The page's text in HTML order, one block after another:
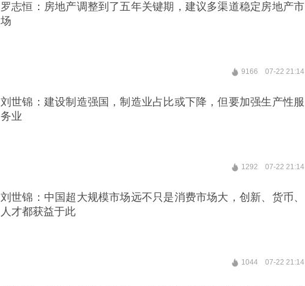
罗志恒：房地产调整到了五年关键期，建议多渠道稳定房地产市
场
9166 07-22 21:14
刘世锦：建设制造强国，制造业占比或下降，但要加强生产性服
务业
1292 07-22 21:14
刘世锦：中国超大规模市场远不只是消费市场大，创新、货币、
人才都获益于此
1044 07-22 21:14